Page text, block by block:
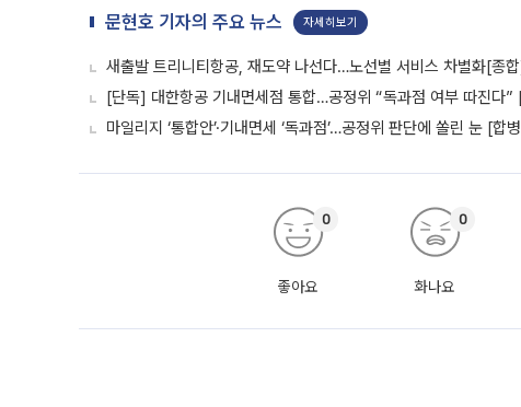
문현호 기자의 주요 뉴스 자세히보기
새출발 트리니티항공, 재도약 나선다…노선별 서비스 차별화[종
[단독] 대한항공 기내면세점 통합…공정위 “독과점 여부 따진다”
마일리지 ‘통합안’·기내면세 ‘독과점’…공정위 판단에 쏠린 눈 [합
좋아요
0
화나요
0